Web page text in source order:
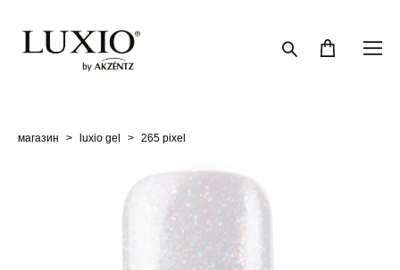
магазин > luxio gel > 265 pixel